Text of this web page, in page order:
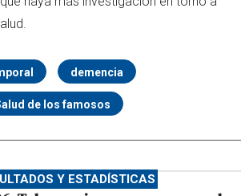
demencia
de los famosos
Y ESTADÍSTICAS